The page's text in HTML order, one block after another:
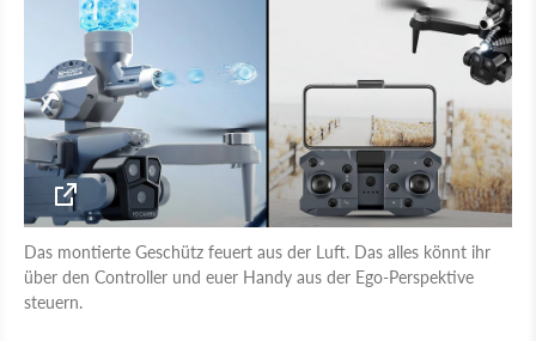
Das montierte Geschütz feuert aus der Luft. Das alles könnt ihr
über den Controller und euer Handy aus der Ego-Perspektive
steuern.